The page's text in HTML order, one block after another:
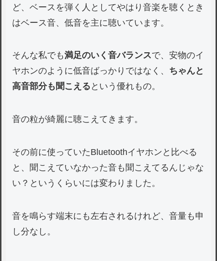
ど、ベースを弾く人としてやはり音楽を聴くとき
はベース音、低音を主に聴いています。
そんな私でも満足のいく音バランスで、安物のイ
ヤホンのように低音ばっかりではなく、 ちゃんと
高音部分も聞こえる という優れもの。
音の粒が綺麗に聴こえてきます。
その前に使っていたBluetoothイヤホンと比べる
と、聞こえていなかった音も聞こえてるんじゃな
い？というくらいには変わりました。
音を鳴らす端末にも左右されるけれど、音量も申
し分なし。